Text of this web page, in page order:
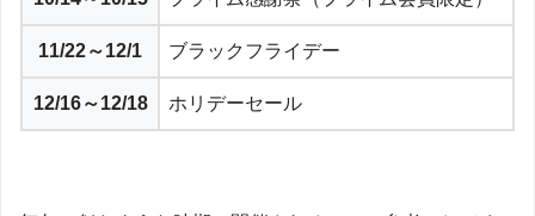
11/22～12/1 ブラックフライデー
12/16～12/18 ホリデーセール